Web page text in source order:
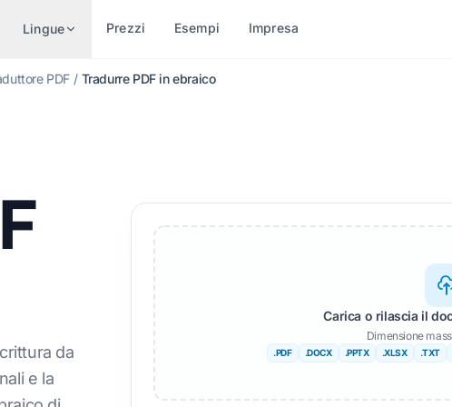
File Excel (.XLSX)
(.PPT)
AI EPUB
Da PDF a TXT
Lingue
Bengalese
Norvegese
Svedese
Swahili
Prezzi Esempi Impresa
PDF / Tradurre PDF in ebraico
da
e la
Carica o rilascia il
Dimensione
.PDF .DOCX .PPTX .XLSX .TXT